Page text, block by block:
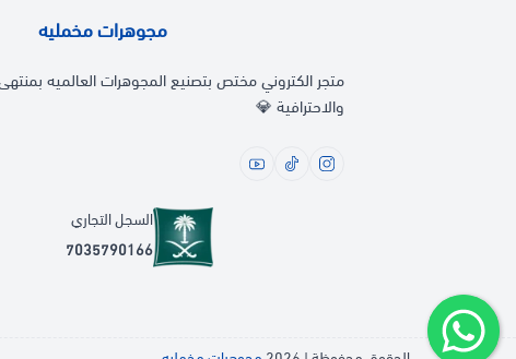
مجوهرات مخمليه
متجر الكتروني مختص بتصنيع المجوهرات العالميه
والاحترافية 💎
السجل التجاري
7035790166